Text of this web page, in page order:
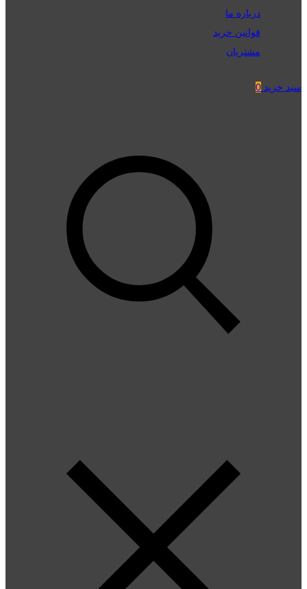
درباره ما
قوانین خرید
مشتریان
سبد خرید 0